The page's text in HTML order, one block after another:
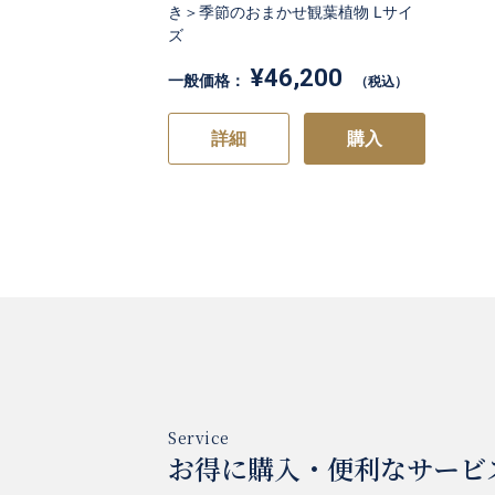
き＞季節のおまかせ観葉植物 Lサイ
ズ
一般価格： ¥46,200 （税込）
詳細 購入
お得に購入・便利なサービ